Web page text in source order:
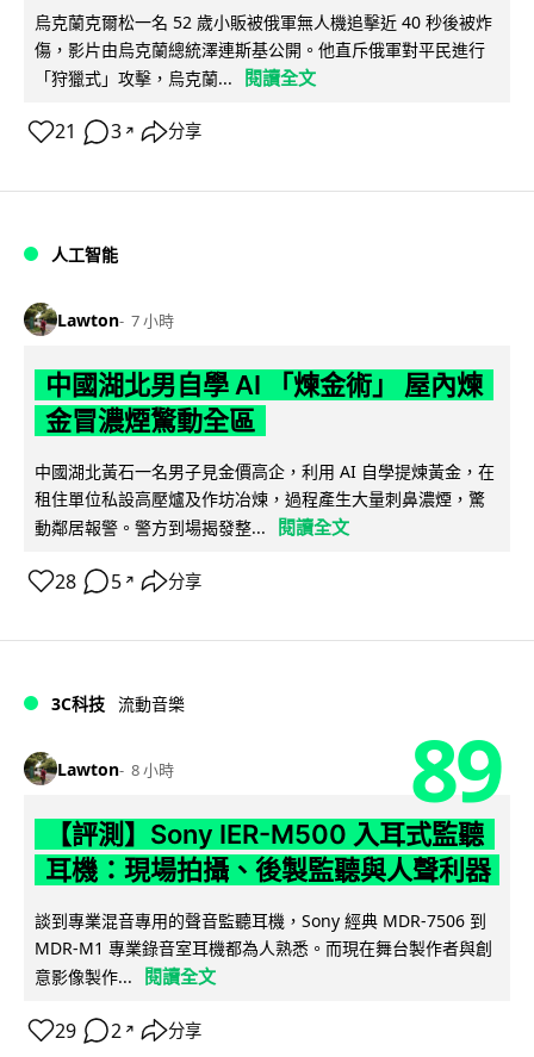
烏克蘭克爾松一名 52 歲小販被俄軍無人機追擊近 40 秒後被炸
傷，影片由烏克蘭總統澤連斯基公開。他直斥俄軍對平民進行
「狩獵式」攻擊，烏克蘭...
閱讀全文
21 3 ↗ 分享
人工智能
Lawton 7 小時
中國湖北男自學 AI 「煉金術」 屋內煉
金冒濃煙驚動全區
中國湖北黃石一名男子見金價高企，利用 AI 自學提煉黃金，在
租住單位私設高壓爐及作坊冶煉，過程產生大量刺鼻濃煙，驚
動鄰居報警。警方到場揭發整...
閱讀全文
28 5 ↗ 分享
3C科技 流動音樂
Lawton 8 小時 89
【評測】Sony IER-M500 入耳式監聽
耳機：現場拍攝、後製監聽與人聲利器
談到專業混音專用的聲音監聽耳機，Sony 經典 MDR-7506 到
MDR-M1 專業錄音室耳機都為人熟悉。而現在舞台製作者與創
意影像製作...
閱讀全文
29 2 ↗ 分享